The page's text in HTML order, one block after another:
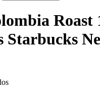
Roast
Starbucks